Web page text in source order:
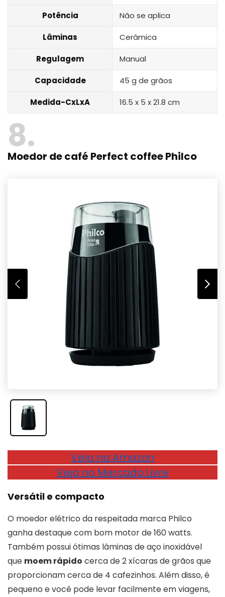
Potência Não se aplica
Lâminas Cerâmica
Regulagem Manual
Capacidade 45 g de grãos
Medida-CxLxA 16.5 x 5 x 21.8 cm
8
Moedor de café Perfect coffee Philco
Veja na Amazon
Veja no Mercado Livre
Versátil e compacto
O moedor elétrico da respeitada marca Philco
ganha destaque com bom motor de 160 watts.
Também possui ótimas lâminas de aço inoxidável
que moem rápido cerca de 2 xícaras de grãos que
proporcionam cerca de 4 cafezinhos. Além disso, é
pequeno e você pode levar facilmente em viagens,